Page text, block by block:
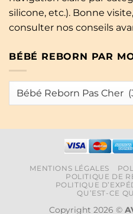
silicone, etc.). Bonne
consulter nos conseils
BÉBÉ REBORN PAR
MENTIONS LÉGALES
POLITIQUE DE
POLITIQUE
QU’EST-CE
Copyright 2026 ©